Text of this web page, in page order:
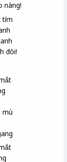
nàng!
tím
đòi!
mù